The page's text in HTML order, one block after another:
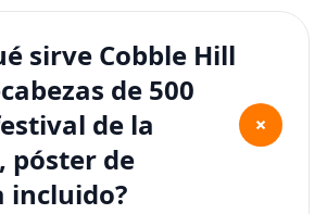
sirve Cobble Hill
de 500
de la
póster de
incluido?
+